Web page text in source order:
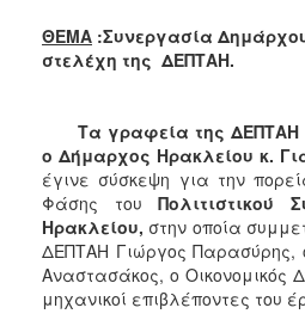
2017
2016
2013
2012
2011
2010
2006
ΘΕΜΑ :Συνεργασία
στελέχη της ΔΕΠΤΑΗ.
Τα γραφεία της ΔΕΠΤΑΗ
ο Δήμαρχος Ηρακλείου κ.
έγινε σύσκεψη για την
Φάσης του Πολιτιστικού
Ηρακλείου, στην οποία
ΔΕΠΤΑΗ Γιώργος Παρασύρης,
Αναστασάκος, ο Οικονομικός
μηχανικοί επιβλέποντες του